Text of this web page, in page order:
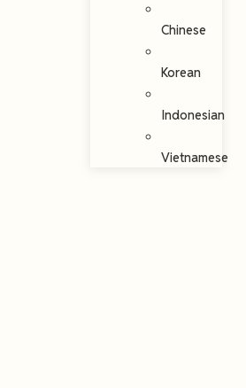
Chinese
Korean
Indonesian
Vietnamese